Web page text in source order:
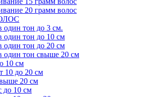
20 грамм волос
один тон до 3 см.
один тон до 10 см
один тон до 20 см
один тон свыше 20 см
10 см
10 до 20 см
20 см
до 10 см